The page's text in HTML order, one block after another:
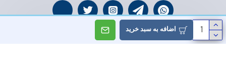
اضافه به سبد خرید